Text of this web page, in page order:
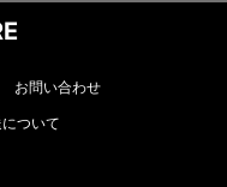
お問い合わせ
ついて